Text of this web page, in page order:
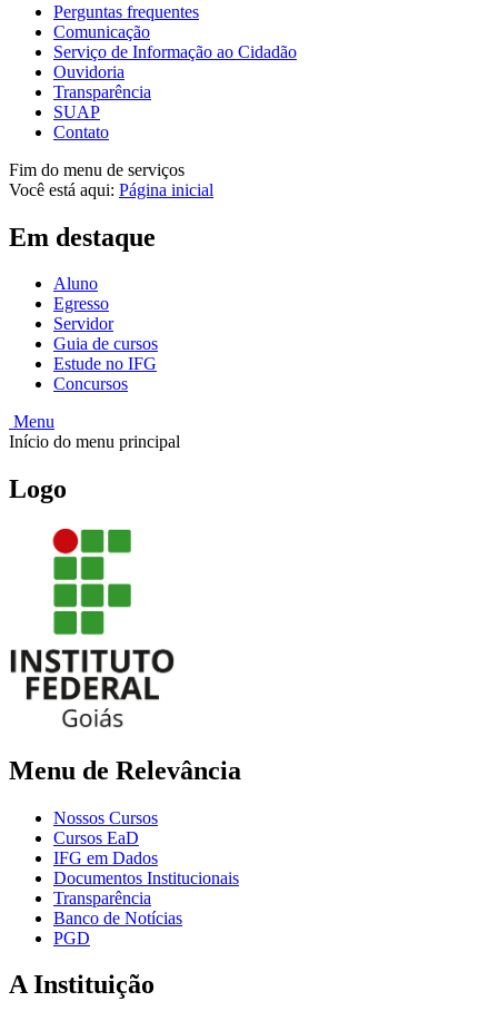
Perguntas frequentes
Comunicação
Serviço de Informação ao Cidadão
Ouvidoria
Transparência
SUAP
Contato
Fim do menu de serviços
Você está aqui: Página inicial
Em destaque
Aluno
Egresso
Servidor
Guia de cursos
Estude no IFG
Concursos
Menu
Início do menu principal
Logo
Menu de Relevância
Nossos Cursos
Cursos EaD
IFG em Dados
Documentos Institucionais
Transparência
Banco de Notícias
PGD
A Instituição